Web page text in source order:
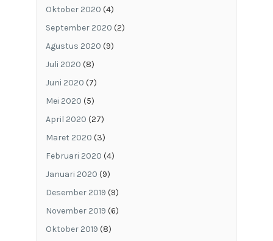
Oktober 2020 (4)
September 2020 (2)
Agustus 2020 (9)
Juli 2020 (8)
Juni 2020 (7)
Mei 2020 (5)
April 2020 (27)
Maret 2020 (3)
Februari 2020 (4)
Januari 2020 (9)
Desember 2019 (9)
November 2019 (6)
Oktober 2019 (8)